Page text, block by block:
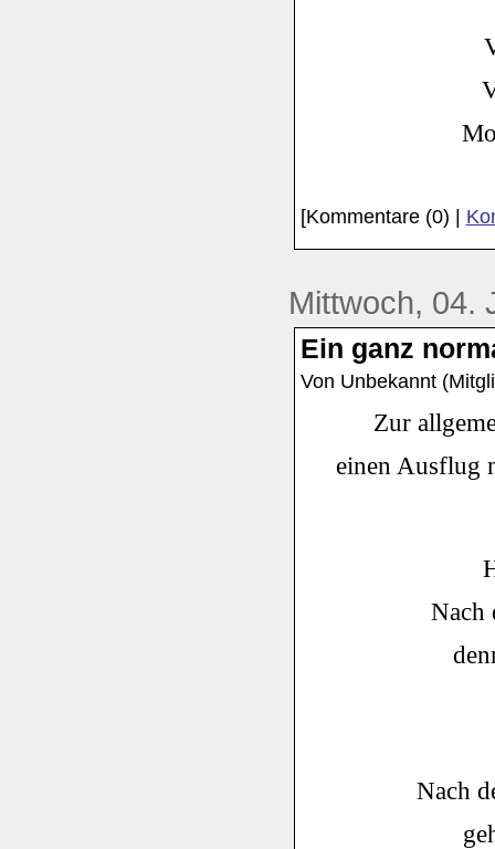
[Kommentare (0) |
Mittwoch, 04.
Ein ganz
Von Unbekannt
Zur
einen Ausflug
Nach
Nach